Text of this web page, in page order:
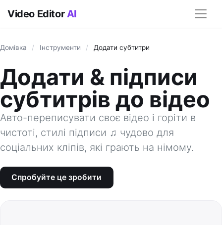
Video EditorAI
Домівка / Інструменти / Додати субтитри
Додати & підписи
субтитрів до відео
Авто-переписувати своє відео і горіти в
чистоті, стилі підписи ♫ чудово для
соціальних кліпів, які грають на німому.
Спробуйте це зробити